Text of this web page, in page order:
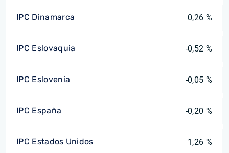
IPC Dinamarca 0,26 %
IPC Eslovaquia -0,52 %
IPC Eslovenia -0,05 %
IPC España -0,20 %
IPC Estados Unidos 1,26 %